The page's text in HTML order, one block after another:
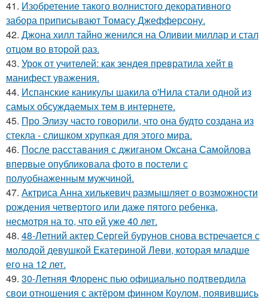
41. Изобретение такого волнистого декоративного
забора приписывают Томасу Джефферсону.
42. Джона хилл тайно женился на Оливии миллар и стал
отцом во второй раз.
43. Урок от учителей: как зендея превратила хейт в
манифест уважения.
44. Испанские каникулы шакила о'Нила стали одной из
самых обсуждаемых тем в интернете.
45. Про Элизу часто говорили, что она будто создана из
стекла - слишком хрупкая для этого мира.
46. После расставания с джиганом Оксана Самойлова
впервые опубликовала фото в постели с
полуобнаженным мужчиной.
47. Актриса Анна хилькевич размышляет о возможности
рождения четвертого или даже пятого ребенка,
несмотря на то, что ей уже 40 лет.
48. 48-Летний актер Сергей бурунов снова встречается с
молодой девушкой Екатериной Леви, которая младше
его на 12 лет.
49. 30-Летняя Флоренс пью официально подтвердила
свои отношения с актёром финном Коулом, появившись